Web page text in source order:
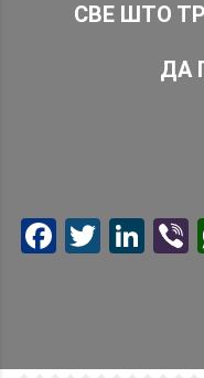
СВЕ ШТО
ДА
Facebook